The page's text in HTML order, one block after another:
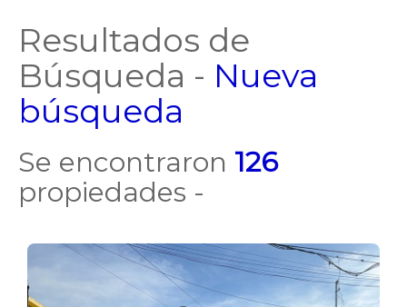
Resultados de
Búsqueda - Nueva
búsqueda
Se encontraron 126
propiedades -